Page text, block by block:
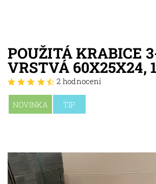
POUŽITÁ KRABICE
VRSTVÁ 60X25X24,
2 hodnocení
NOVINKA TIP